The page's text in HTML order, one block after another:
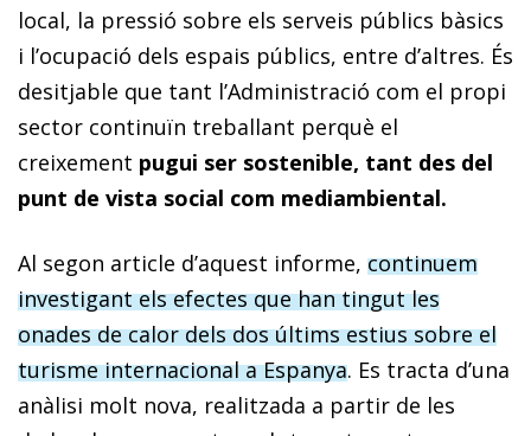
local, la pressió sobre els serveis públics bàsics
i l’ocupació dels espais públics, entre d’altres. És
desitjable que tant l’Administració com el propi
sector continuïn treballant perquè el
creixement pugui ser sostenible, tant des del
punt de vista social com mediambiental.
Al segon article d’aquest informe, continuem
investigant els efectes que han tingut les
onades de calor dels dos últims estius sobre el
turisme internacional a Espanya. Es tracta d’una
anàlisi molt nova, realitzada a partir de les